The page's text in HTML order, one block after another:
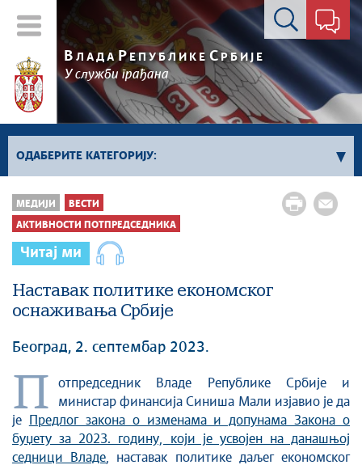
Контакт форма
В ЛАДА РЕПУБЛИКЕ СРБИЈЕ
У служби грађана
ОДАБЕРИТЕ КАТЕГОРИЈУ:
Влада Србије
Активности премијера
Активности потпредседника
Косово и Метохија
Политика
Економија
Култура и вера
Спорт
Конференције за новинаре
Интервјуи
МЕДИЈИ ВЕСТИ
АКТИВНОСТИ ПОТПРЕДСЕДНИКА
Читај ми
Наставак политике економског
оснаживања Србије
Београд, 2. септембар 2023.
П
отпредседник Владе Републике Србије и
министар финансија Синиша Мали изјавио је да
је
Предлог закона о изменама и допунама Закона о
буџету за 2023. годину, који је усвојен на данашњој
седници Владе , наставак политике даљег економског